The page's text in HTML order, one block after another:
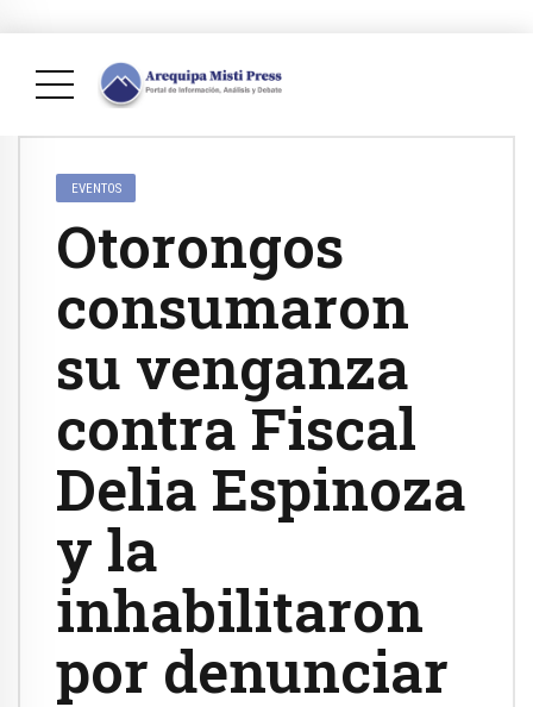
EVENTOS
Otorongos
consumaron
su venganza
contra Fiscal
Delia Espinoza
y la
inhabilitaron
por denunciar